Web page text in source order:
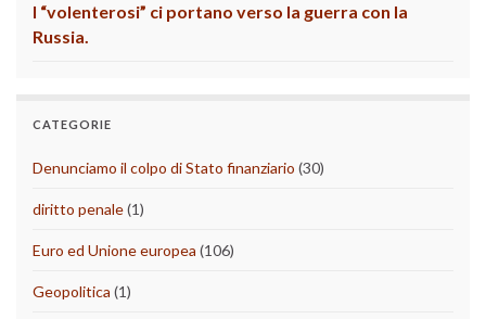
I “volenterosi” ci portano verso la guerra con la
Russia.
CATEGORIE
Denunciamo il colpo di Stato finanziario (30)
diritto penale(1)
Euro ed Unione europea (106)
Geopolitica (1)